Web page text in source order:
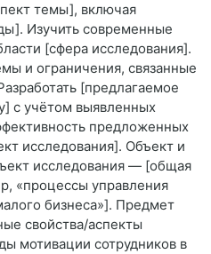
темы], включая
Изучить современные
[сфера исследования].
и ограничения, связанные
[предлагаемое
с учётом выявленных
предложенных
исследования]. Объект и
исследования — [общая
«процессы управления
бизнеса»]. Предмет
свойства/аспекты
мотивации сотрудников в